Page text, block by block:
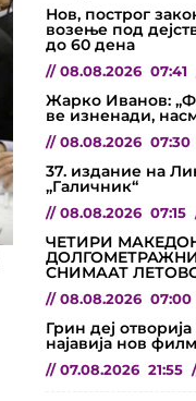
Нов, построг
возење под
до 60 дена
// 08.08.2026 07:41
Жарко Иванов:
ве изненади,
// 08.08.2026 07:30
37. издание на
„Галичник“
// 08.08.2026 07:15
ЧЕТИРИ
СНИМААТ
// 08.08.2026 07:00
Грин деј
најавија нов
// 07.08.2026 21:55